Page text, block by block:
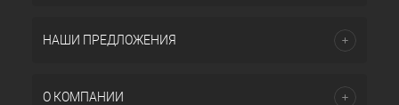
НАШИ ПРЕДЛОЖЕНИЯ
О КОМПАНИИ